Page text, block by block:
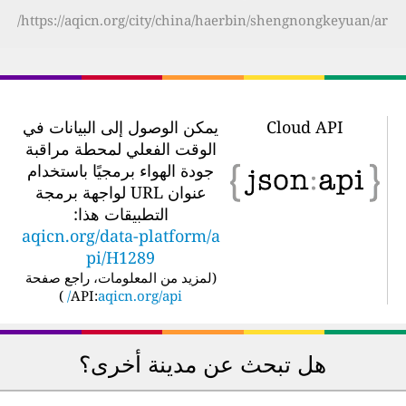
https://aqicn.org/city/china/haerbin/shengnongkeyuan/ar/
Cloud API
يمكن الوصول إلى البيانات في
الوقت الفعلي لمحطة مراقبة
جودة الهواء برمجيًا باستخدام
عنوان URL لواجهة برمجة
التطبيقات هذا:
aqicn.org/data-platform/a
pi/H1289
لمزيد من المعلومات، راجع صفحة
API:aqicn.org/api/
)
هل تبحث عن مدينة أخرى؟